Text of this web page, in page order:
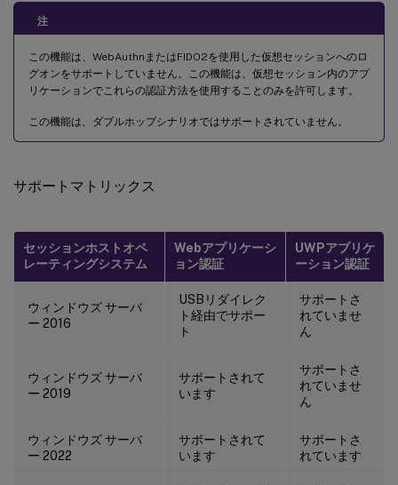
注
この機能は、WebAuthnまたはFIDO2を使用した仮想セッションへのロ
グオンをサポートしていません。この機能は、仮想セッション内のアプ
リケーションでこれらの認証方法を使用することのみを許可します。
この機能は、ダブルホップシナリオではサポートされていません。
サポートマトリックス
セッションホストオペ
レーティングシステム
Webアプリケーシ
ョン認証
UWPアプリケ
ーション認証
ウィンドウズ サーバ
ー 2016
USBリダイレク
ト経由でサポー
ト
サポートさ
れていませ
ん
ウィンドウズ サーバ
ー 2019
サポートされて
います
サポートさ
れていませ
ん
ウィンドウズ サーバ
ー 2022
サポートされて
います
サポートさ
れています